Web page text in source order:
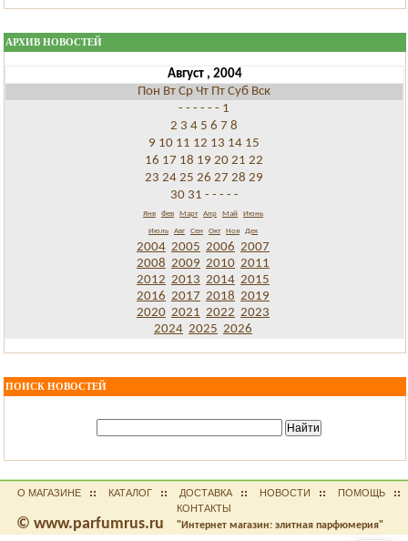
АРХИВ НОВОСТЕЙ
Август , 2004
Пон ВтСрЧт ПтСуб Вск
- - - - - - 1
2 3 4 5 6 7 8
9 10 11 12 13 14 15
16 17 18 19 20 21 22
23 24 25 26 27 28 29
30 31 - - - - -
Янв Фев Март Апр Май Июнь
Июль Авг Сен Окт Ноя Дек
2004 2005 2006 2007
2008 2009 2010 2011
2012 2013 2014 2015
2016 2017 2018 2019
2020 2021 2022 2023
2024 2025 2026
ПОИСК НОВОСТЕЙ
О МАГАЗИНЕ КАТАЛОГ ДОСТАВКА НОВОСТИ
ПОМОЩЬ
КОНТАКТЫ
© www.parfumrus.ru "Интернет магазин: элитная парфюмерия"